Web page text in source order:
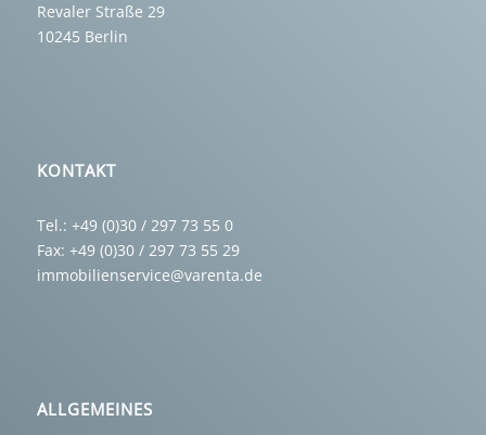
Revaler Straße 29
10245 Berlin
KONTAKT
Tel.: +49 (0)30 / 297 73 55 0
Fax: +49 (0)30 / 297 73 55 29
immobilienservice@varenta.de
ALLGEMEINES